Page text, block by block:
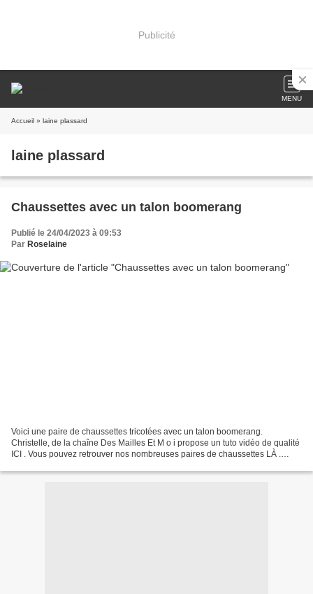
Publicité
MENU
Accueil » laine plassard
laine plassard
Chaussettes avec un talon boomerang
Publié le 24/04/2023 à 09:53
Par Roselaine
Voici une paire de chaussettes tricotées avec un talon boomerang.
Christelle, de la chaîne Des Mailles Et M o i propose un tuto vidéo de qualité
ICI . Vous pouvez retrouver nos nombreuses paires de chaussettes LÀ .